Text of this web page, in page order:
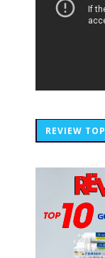
REVIEW